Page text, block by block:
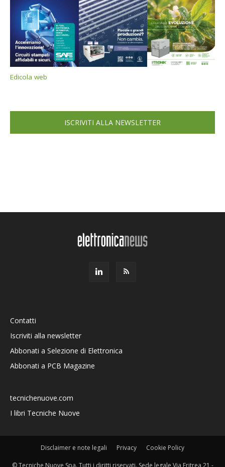
Edicola web
ISCRIVITI ALLA NEWSLETTER
Contatti
Iscriviti alla newsletter
Abbonati a Selezione di Elettronica
Abbonati a PCB Magazine
tecnichenuove.com
I libri Tecniche Nuove
Disclaimer e note legali Privacy Cookie Policy